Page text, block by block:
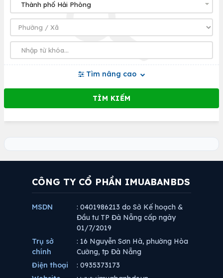
Tìm nâng cao
CÔNG TY CỔ PHẦN IMUABANBDS
MSDN
: 0401986213 do Sở Kế hoạch &
Đầu tư TP Đà Nẵng cấp ngày
01/7/2019
Trụ sở
chính
: 16 Nguyễn Sơn Hà, phường Hòa
Cường, tp Đà Nẵng
Điện thoại
: 0935373173